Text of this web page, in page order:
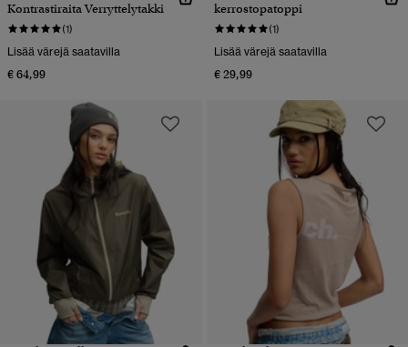
Kontrastiraita Verryttelytakki
(1)
Lisää värejä saatavilla
€ 64,99
kerrostopatoppi
(1)
Lisää värejä saatavilla
€ 29,99